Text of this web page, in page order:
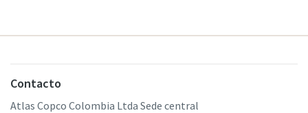
Contacto
Atlas Copco Colombia Ltda Sede central